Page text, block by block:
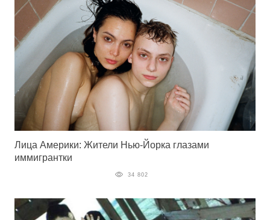
Лица Америки: Жители Нью-Йорка глазами
иммигрантки
34 802